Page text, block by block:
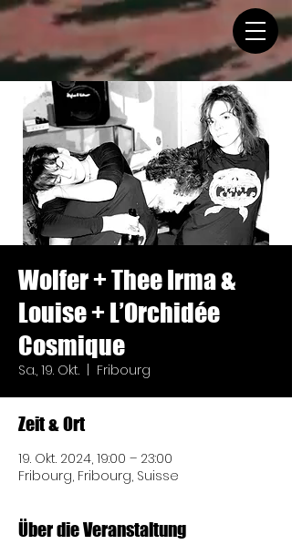
Wolfer + Thee Irma &
Louise + L’Orchidée
Cosmique
Sa., 19. Okt. Fribourg
Zeit & Ort
19. Okt. 2024, 19:00 – 23:00
Fribourg, Fribourg, Suisse
Über die Veranstaltung